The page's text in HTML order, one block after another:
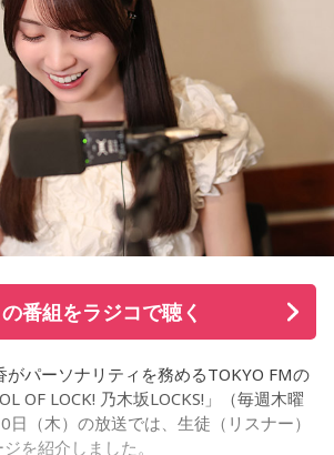
る環境の大切さを実感したという。
仕事をきっかけにTCCの活動を知ったそ
「BafunYasai TCC CAFE」にも訪れた
そこで新鮮な野菜を味わったり馬関連グ
紹介し、店舗での利用が馬たちの支援
興味を持った人へ足を運ぶことを呼び
ーについても自身の経験を交えて語っ
していた馬術部では、地域の子どもたち
れており、馬に乗ることで身体を自然
ったり、高い視点から景色を見ること
につながったりする姿を目にしていたと
番組をラジコで聴く
がパーソナリティを務めるTOKYO FMの
OF LOCK! 乃木坂LOCKS!」（毎週木曜
（木）の放送では、生徒（リスナー）
を紹介しました。